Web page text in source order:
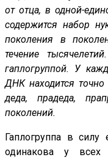
от отца, в одной-
содержится набор
поколения в
течение
гаплогруппой. У
ДНК находится точно
деда, прадеда,
поколений.
Гаплогруппа в силу
одинакова у всех